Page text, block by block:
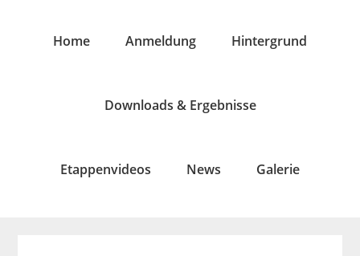
Home Anmeldung Hintergrund
Downloads & Ergebnisse
Etappenvideos News Galerie